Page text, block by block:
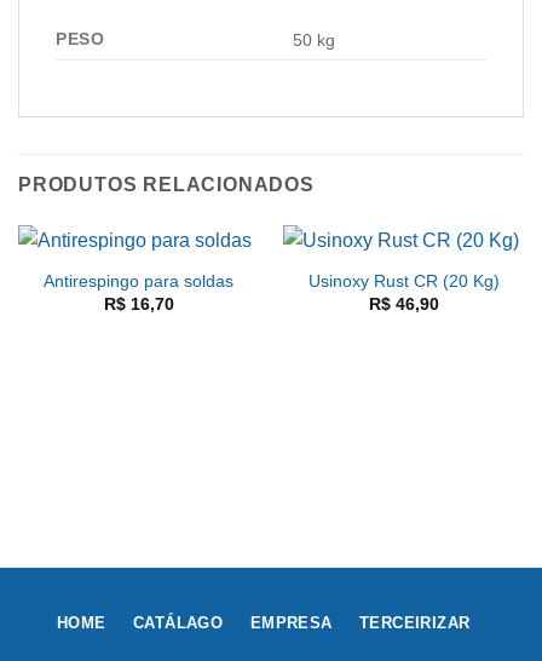
PESO 50 kg
PRODUTOS RELACIONADOS
Antirespingo para soldas
R$16,70
Usinoxy Rust CR (20 Kg)
R$46,90
HOME CATÁLAGO EMPRESA TERCEIRIZAR